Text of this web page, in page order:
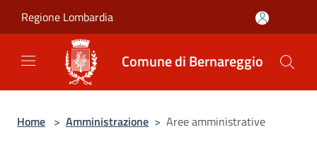
Regione Lombardia
Comune di Bernareggio
Home > Amministrazione > Aree amministrative